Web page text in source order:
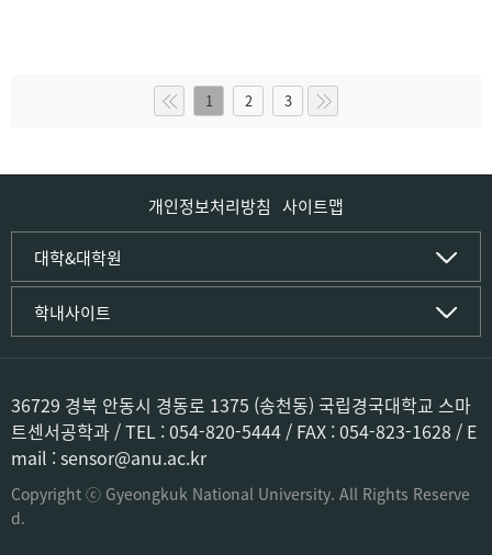
1 2 3
개인정보처리방침 사이트맵
대학&대학원
인문사회·IT대학
인문·문화학부
국어국문학전공
중국어문·문화학전공
한자문화콘텐츠학전공
미디어문화커뮤니케이션학전공
사학전공
컴퓨터·소프트웨어공학부
컴퓨터공학전공
소프트웨어융합전공
학내사이트
국립경국대학교
(재)국립경국대학교발전기금
공용S/W관리시스템
공자학원
공학교육인증시스템
과학영재교육원
교육혁신본부
도서관
36729 경북 안동시 경동로 1375 (송천동) 국립경국대학교 스마
트센서공학과 / TEL : 054-820-5444 / FAX : 054-823-1628 / E
mail : sensor@anu.ac.kr
Copyright ⓒ Gyeongkuk National University. All Rights Reserve
d.